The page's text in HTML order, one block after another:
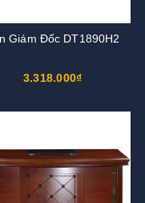
Giám Đốc DT1890H2
3.318.000₫